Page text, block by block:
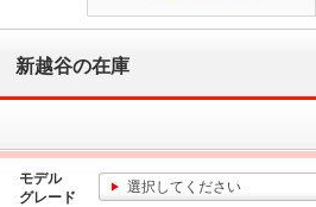
新越谷の在庫
モデル
グレード
選択してください